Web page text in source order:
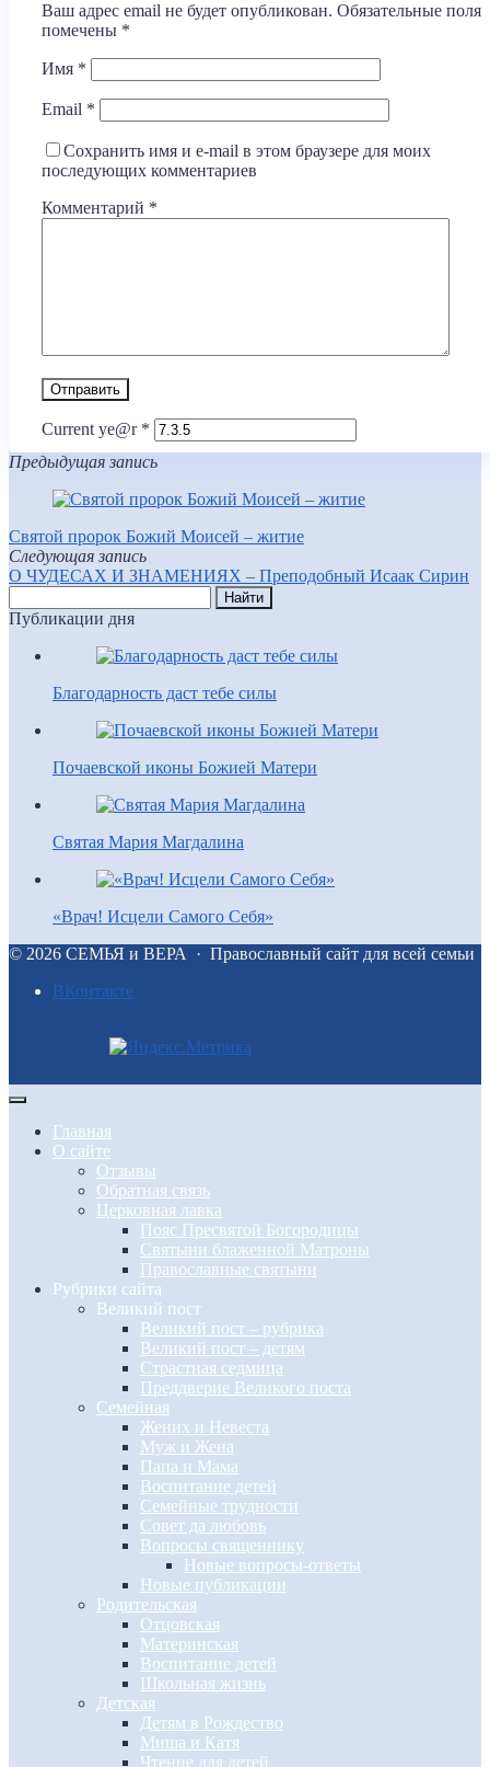
Ваш адрес email не будет опубликован. Обязательные поля
помечены *
Имя *
Email *
Сохранить имя и e-mail в этом браузере для моих
последующих комментариев
Комментарий *
Current ye@r *
Предыдущая запись
Святой пророк Божий Моисей – житие
Следующая запись
О ЧУДЕСАХ И ЗНАМЕНИЯХ – Преподобный Исаак Сирин
Публикации дня
Благодарность даст тебе силы
Почаевской иконы Божией Матери
Святая Мария Магдалина
«Врач! Исцели Самого Себя»
© 2026 СЕМЬЯ и ВЕРА · Православный сайт для всей семьи
BКонтакте
Главная
О сайте
Отзывы
Обратная связь
Церковная лавка
Пояс Пресвятой Богородицы
Святыни блаженной Матроны
Православные святыни
Рубрики сайта
Великий пост
Великий пост – рубрика
Великий пост – детям
Страстная седмица
Преддверие Великого поста
Семейная
Жених и Невеста
Муж и Жена
Папа и Мама
Воспитание детей
Семейные трудности
Совет да любовь
Вопросы священнику
Новые вопросы-ответы
Новые публикации
Родительская
Отцовская
Материнская
Воспитание детей
Школьная жизнь
Детская
Детям в Рождество
Миша и Катя
Чтение для детей